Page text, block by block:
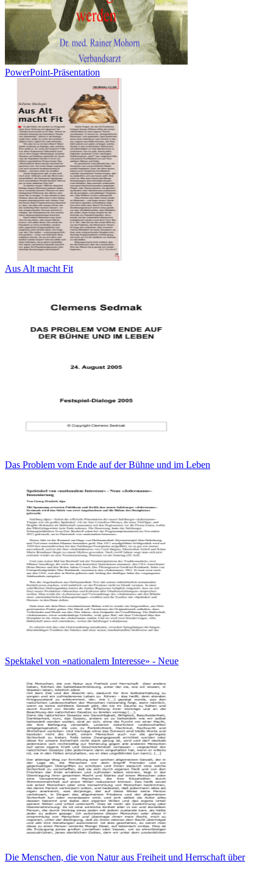
PowerPoint-Präsentation
Aus Alt macht Fit
Das Problem vom Ende auf der Bühne und im Leben
Spektakel von «nationalem Interesse» - Neue
Die Menschen, die von Natur aus Freiheit und Herrschaft über